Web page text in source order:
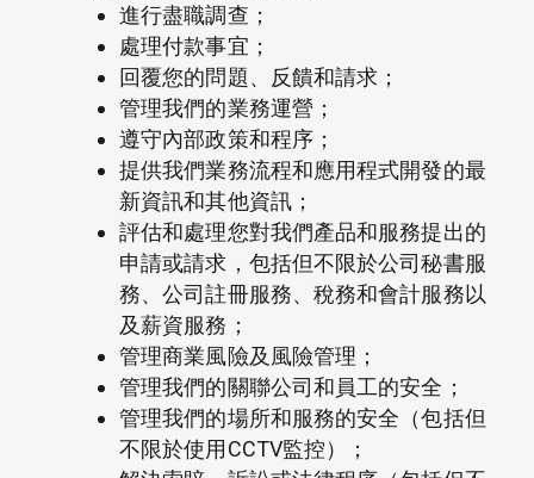
進行盡職調查；
處理付款事宜；
回覆您的問題、反饋和請求；
管理我們的業務運營；
遵守內部政策和程序；
提供我們業務流程和應用程式開發的最
新資訊和其他資訊；
評估和處理您對我們產品和服務提出的
申請或請求，包括但不限於公司秘書服
務、公司註冊服務、稅務和會計服務以
及薪資服務；
管理商業風險及風險管理；
管理我們的關聯公司和員工的安全；
管理我們的場所和服務的安全（包括但
不限於使用CCTV監控）；